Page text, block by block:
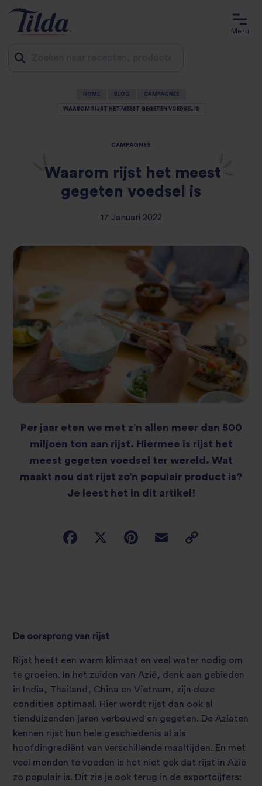
Menu
HOME BLOG CAMPAGNES
WAAROM RIJST HET MEEST GEGETEN VOEDSEL IS
CAMPAGNES
Waarom rijst het meest
gegeten voedsel is
17 Januari 2022
Per jaar eten we met z’n allen meer dan 500
miljoen ton aan rijst. Hiermee is rijst het
meest gegeten voedsel ter wereld. Wat
maakt nou dat rijst zo’n populair product is?
Je leest het in dit artikel!
De oorsprong van rijst
Rijst heeft een warm klimaat en veel water nodig om
te groeien. In het zuiden van Azië, denk aan gebieden
in India, Thailand, China en Vietnam, zijn deze
condities optimaal. Hier wordt rijst dan ook al
tienduizenden jaren verbouwd en gegeten. De Aziaten
kennen rijst hun hele geschiedenis al als
hoofdingrediënt van verschillende maaltijden. En met
veel monden te voeden is het niet gek dat rijst in Azië
zo populair is. Dit zie je ook terug in de exportcijfers: